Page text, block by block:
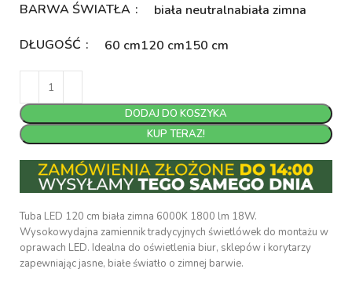
BARWA ŚWIATŁA biała neutralnabiała zimna
DŁUGOŚĆ 60 cm120 cm150 cm
DODAJ DO KOSZYKA
KUP TERAZ!
Tuba LED 120 cm biała zimna 6000K 1800 lm 18W.
Wysokowydajna zamiennik tradycyjnych świetlówek do montażu w
oprawach LED. Idealna do oświetlenia biur, sklepów i korytarzy
zapewniając jasne, białe światło o zimnej barwie.